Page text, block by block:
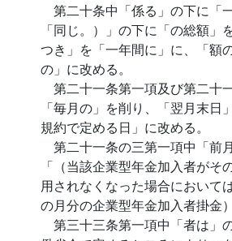
第二十条中「係る」の下に「
「同じ。）」の下に「の総額」
つき」を「一年間に」に、「額
の」に改める。
第二十一条第一項及び第二十
「毎月の」を削り、「翌月末日
規約で定める日」に改める。
第二十一条の三第一項中「前
「（当該企業型年金加入者がそ
用されなくなった場合において
の月分の企業型年金加入者掛金
第三十三条第一項中「者は」